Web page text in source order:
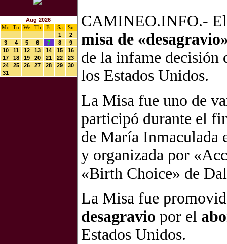
Aug 2026
Mo
Tu We Th Fr Sa
Su
1
2
3
4 5 6 7 8
9
10
11 12 13 14 15
16
17
18 19 20 21 22
23
24
25 26 27 28 29
30
31
CAMINEO.INFO.- El
misa de
de la infame decisión
los Estados Unidos.
La Misa fue uno de
participó durante el
de María Inmaculada
y organizada por
«Birth Choice» de
La Misa fue
desagravio por el
Estados Unidos.